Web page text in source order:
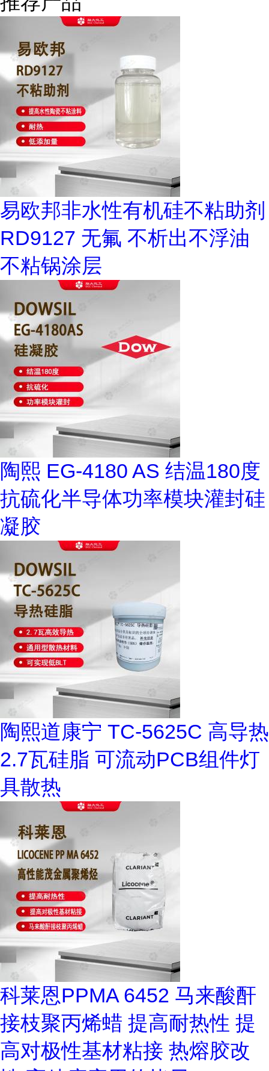
易欧邦非水性有机硅不粘助剂
RD9127 无氟 不析出不浮油
不粘锅涂层
陶熙 EG-4180 AS 结温180度
抗硫化半导体功率模块灌封硅
凝胶
陶熙道康宁 TC-5625C 高导热
2.7瓦硅脂 可流动PCB组件灯
具散热
科莱恩PPMA 6452 马来酸酐
接枝聚丙烯蜡 提高耐热性 提
高对极性基材粘接 热熔胶改